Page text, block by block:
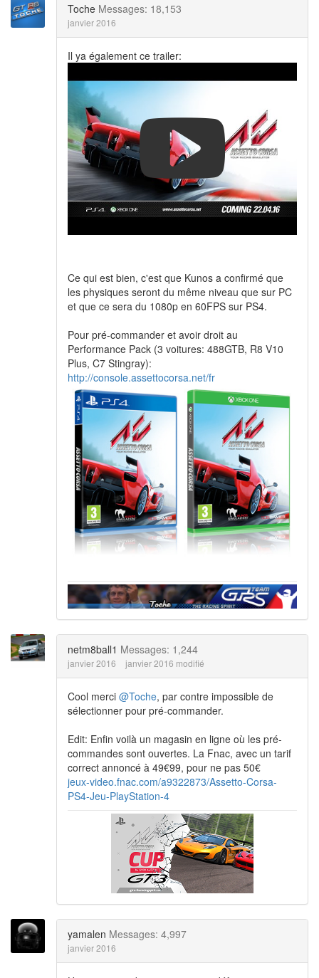
Toche Messages: 18,153
janvier 2016
Il ya également ce trailer:
Ce qui est bien, c'est que Kunos a confirmé que
les physiques seront du même niveau que sur PC
et que ce sera du 1080p en 60FPS sur PS4.
Pour pré-commander et avoir droit au
Performance Pack (3 voitures: 488GTB, R8 V10
Plus, C7 Stingray):
http://console.assettocorsa.net/fr
netm8ball1 Messages: 1,244
janvier 2016 janvier 2016 modifié
Cool merci @Toche, par contre impossible de
sélectionner pour pré-commander.
Edit: Enfin voilà un magasin en ligne où les pré-
commandes sont ouvertes. La Fnac, avec un tarif
correct annoncé à 49€99, pour ne pas 50€
jeux-video.fnac.com/a9322873/Assetto-Corsa-
PS4-Jeu-PlayStation-4
yamalen Messages: 4,997
janvier 2016